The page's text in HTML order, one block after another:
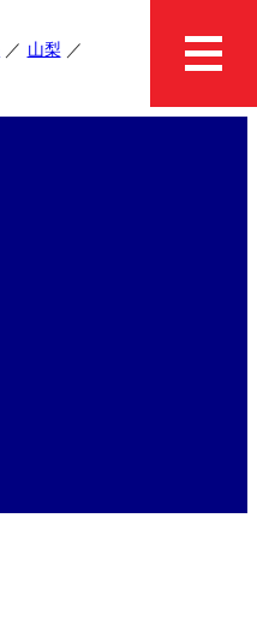
山梨